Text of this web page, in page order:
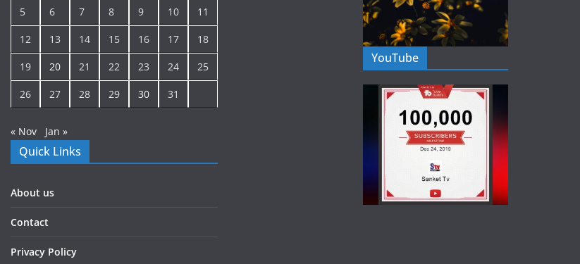
5 6 7 8 9 10 11
12 13 14 15 16 17 18
19 20 21 22 23 24 25
26 27 28 29 30 31
« Nov Jan »
Quick Links
About us
Contact
Privacy Policy
YouTube